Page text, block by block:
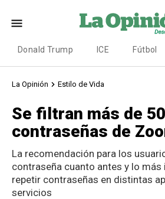
Donald Trump ICE Fútbol
La Opinión Estilo de Vida
Se filtran más de
contraseñas de
La recomendación para los
contraseña cuanto antes y lo
repetir contraseñas en distintas
servicios